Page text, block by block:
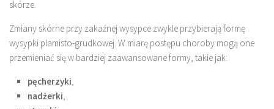
skórze.
Zmiany skórne przy zakaźnej wysypce zwykle przybierają formę
wysypki plamisto-grudkowej. W miarę postępu choroby mogą one
przemieniać się w bardziej zaawansowane formy, takie jak:
pęcherzyki,
nadżerki,